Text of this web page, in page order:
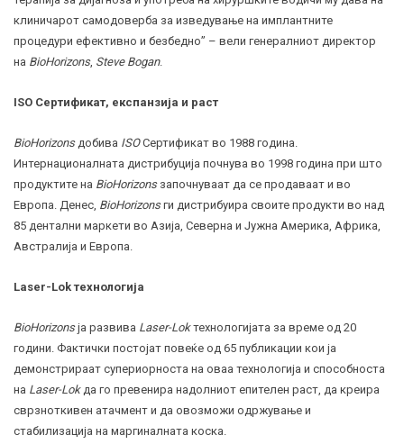
клиничарот самодоверба за изведување на имплантните
процедури ефективно и безбедно” – вели генералниот директор
на BioHorizons, Steve Bogan.
ISO Сертификат, експанзија и раст
BioHorizonsдобива ISOСертификат во 1988 година.
Интернационалната дистрибуција почнува во 1998 година при што
продуктите на BioHorizonsзапочнуваат да се продаваат и во
Европа. Денес, BioHorizonsги дистрибуира своите продукти во над
85 дентални маркети во Азија, Северна и Јужна Америка, Африка,
Австралија и Европа.
Laser-Lok технологија
BioHorizonsја развива Laser-Lokтехнологијата за време од 20
години. Фактички постојат повеќе од 65 публикации кои ја
демонстрираат супериорноста на оваа технологија и способноста
на Laser-Lokда го превенира надолниот епителен раст, да креира
сврзноткивен атачмент и да овозможи одржување и
стабилизација на маргиналната коска.